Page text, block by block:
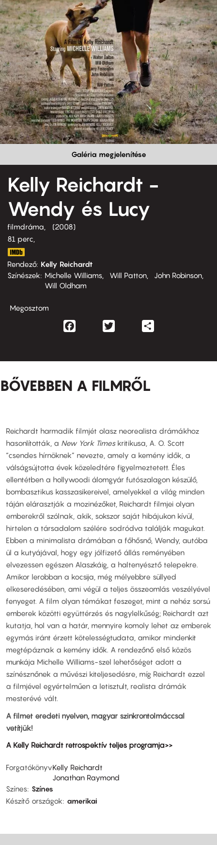
Galéria megjelenítése
Kelly Reichardt -
Wendy és Lucy
filmdráma
2008
81 perc,
Rendező Kelly Reichardt
Színészek
Michelle Williams Will Patton
John Robinson
Will Oldham
Megosztom
Facebook
BŐVEBBEN A FILMRŐL
Reichardt harmadik filmjét olasz neorealista drámákhoz
hasonlították, a New York Timeskritikusa, A. O. Scott
“csendes hírnöknek” nevezte, amely a kemény idők, a
válságsújtotta évek közeledtére figyelmeztetett. Éles
ellentétben a hollywoodi álomgyár futószalagon készülő,
bombasztikus kasszasikereivel, amelyekkel a világ minden
táján elárasztják a mozinézőket, Reichardt filmjei olyan
emberekről szólnak, akik, sokszor saját hibájukon kívül,
hirtelen a társadalom szélére sodródva találják magukat.
Ebben a minimalista drámában a főhősnő, Wendy, autóba
ül a kutyájával, hogy egy jólfizető állás reményében
elvezessen egészen Alaszkáig, a haltenyésztő telepekre.
Amikor lerobban a kocsija, még mélyebbre süllyed
elkeseredésében, ami végül a teljes összeomlás veszélyével
fenyeget. A film olyan témákat feszeget, mint a nehéz sorsú
emberek közötti együttérzés és nagylelkűség; Reichardt azt
kutatja, hol van a határ, mennyire komoly lehet az emberek
egymás iránt érzett kötelességtudata, amikor mindenkit
megtépáznak a kemény idők. A rendezőnő első közös
munkája Michelle Williams-szel lehetőséget adott a
színésznőnek a művészi kiteljesedésre, míg Reichardt ezzel
a filmjével egyértelműen a letisztult, realista drámák
mesterévé vált.
A filmet eredeti nyelven, magyar szinkrontolmáccsal
vetítjük!
A Kelly Reichardt retrospektív teljes programja>>
ForgatókönyvKelly Reichardt
Jonathan Raymond
Színes Színes
Készítő országok
amerikai